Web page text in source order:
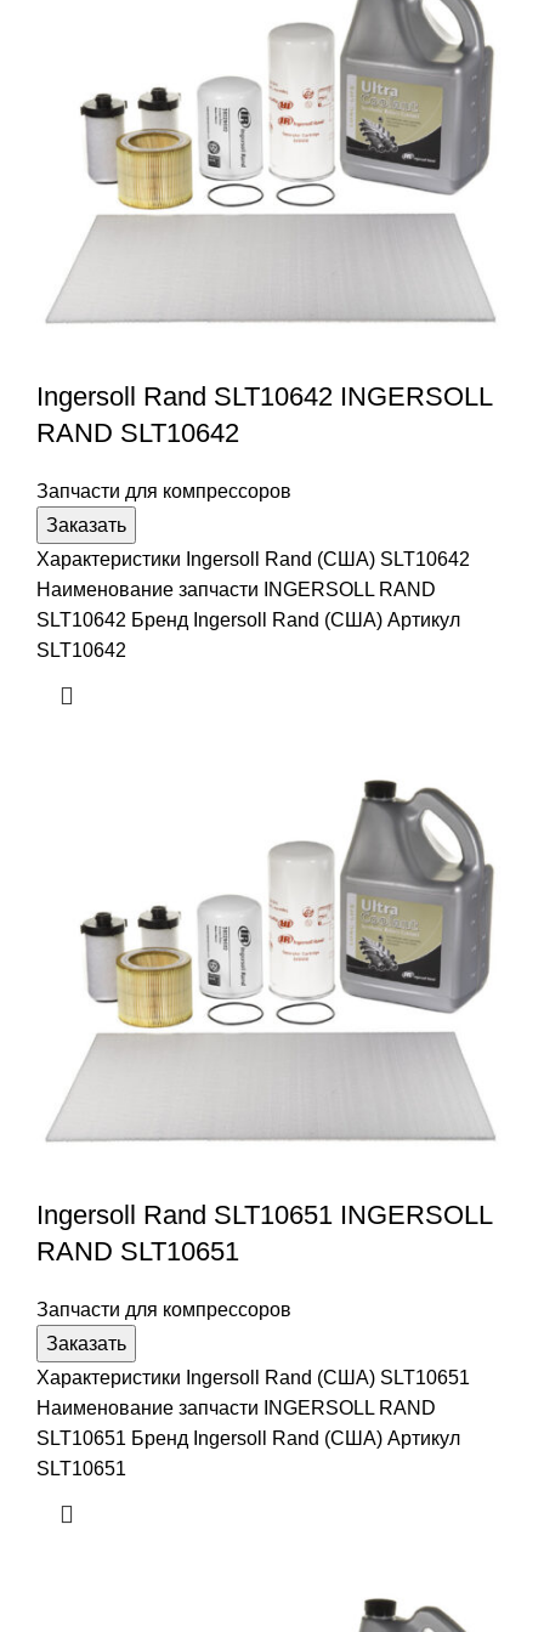
Ingersoll Rand SLT10642 INGERSOLL
RAND SLT10642
Запчасти для компрессоров
Заказать
Характеристики Ingersoll Rand (США) SLT10642
Наименование запчасти INGERSOLL RAND
SLT10642 Бренд Ingersoll Rand (США) Артикул
SLT10642
Ingersoll Rand SLT10651 INGERSOLL
RAND SLT10651
Запчасти для компрессоров
Заказать
Характеристики Ingersoll Rand (США) SLT10651
Наименование запчасти INGERSOLL RAND
SLT10651 Бренд Ingersoll Rand (США) Артикул
SLT10651